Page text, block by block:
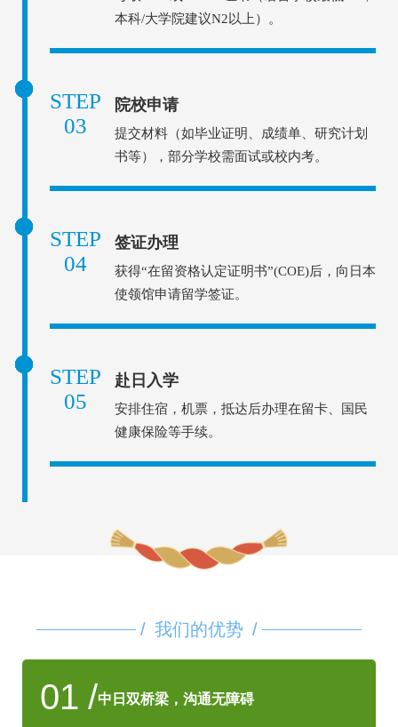
本科/大学院建议N2以上）。
STEP
03
院校申请
提交材料（如毕业证明、成绩单、研究计划
书等），部分学校需面试或校内考。
STEP
04
签证办理
获得“在留资格认定证明书”(COE)后，向日本
使领馆申请留学签证。
STEP
05
赴日入学
安排住宿，机票，抵达后办理在留卡、国民
健康保险等手续。
/ 我们的优势 /
01 /中日双桥梁，沟通无障碍